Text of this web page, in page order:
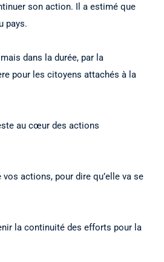
son action. Il a estimé que
pays.
dans la durée, par la
pour les citoyens attachés à la
au cœur des actions
actions, pour dire qu’elle va se
la continuité des efforts pour la